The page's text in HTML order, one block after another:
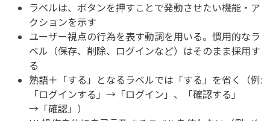
ラベルは、ボタンを押すことで発動させたい機能・ア
クションを示す
ユーザー視点の行為を表す動詞を用いる。慣用的なラ
ベル（保存、削除、ログインなど）はそのまま採用す
る
熟語＋「する」となるラベルでは「する」を省く（例:
「ログインする」→「ログイン」、「確認する」
→「確認」）